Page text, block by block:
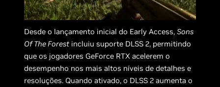
Desde o lançamento inicial do Early Access,Sons
Of The Forest incluiu suporte DLSS 2, permitindo
que os jogadores GeForce RTX acelerem o
desempenho nos mais altos níveis de detalhes e
resoluções. Quando ativado, o DLSS 2 aumenta o